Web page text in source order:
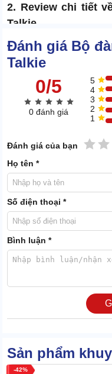
2. Review chi tiết
Talkie
2.1 Công suất truyền
tuyệt vời
Phiên bản Lite này có
mẽ. Sản phẩm có thể kết
- 5km. Khi ở điều kiện lý
băng tần UHF, đáp ứng
cản.
Đánh giá Bộ
Talkie
0/5
0 đánh giá
5
4
3
2
1
Đánh giá của bạn 2
1
Họ tên *
Số điện thoại *
Bình luận *
Sản phẩm
42